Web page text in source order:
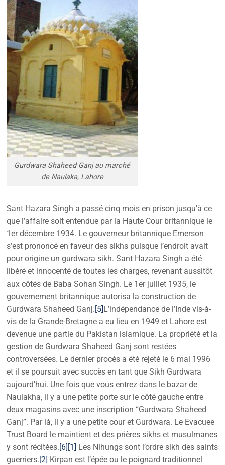
Gurdwara Shaheed Ganj au marché
de Naulaka, Lahore
Sant Hazara Singh a passé cinq mois en prison jusqu’à ce
que l’affaire soit entendue par la Haute Cour britannique le
1er décembre 1934. Le gouverneur britannique Emerson
s’est prononcé en faveur des sikhs puisque l’endroit avait
pour origine un gurdwara sikh. Sant Hazara Singh a été
libéré et innocenté de toutes les charges, revenant aussitôt
aux côtés de Baba Sohan Singh. Le 1er juillet 1935, le
gouvernement britannique autorisa la construction de
Gurdwara Shaheed Ganj.[5]L’indépendance de l’Inde vis-à-
vis de la Grande-Bretagne a eu lieu en 1949 et Lahore est
devenue une partie du Pakistan islamique. La propriété et la
gestion de Gurdwara Shaheed Ganj sont restées
controversées. Le dernier procès a été rejeté le 6 mai 1996
et il se poursuit avec succès en tant que Sikh Gurdwara
aujourd’hui. Une fois que vous entrez dans le bazar de
Naulakha, il y a une petite porte sur le côté gauche entre
deux magasins avec une inscription “Gurdwara Shaheed
Ganj”. Par là, il y a une petite cour et Gurdwara. Le Evacuee
Trust Board le maintient et des prières sikhs et musulmanes
y sont récitées.[6] [1] Les Nihungs sont l’ordre sikh des saints
guerriers.[2] Kirpan est l’épée ou le poignard traditionnel